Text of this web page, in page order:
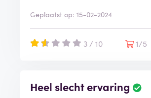
i
v
Geplaatst op: 15-02-2024
3 / 10 1/5
Heel slecht ervaring
B